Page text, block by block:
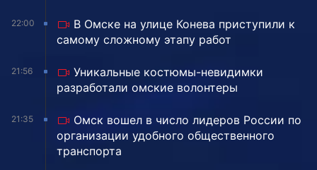
22:00
В Омске на улице Конева приступили к
самому сложному этапу работ
21:56
Уникальные костюмы-невидимки
разработали омские волонтеры
21:35
Омск вошел в число лидеров России по
организации удобного общественного
транспорта